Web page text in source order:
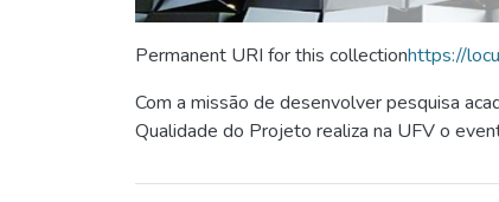
Permanent URI for this collectionhttps://
Com a missão de desenvolver pesquisa
Qualidade do Projeto realiza na UFV o